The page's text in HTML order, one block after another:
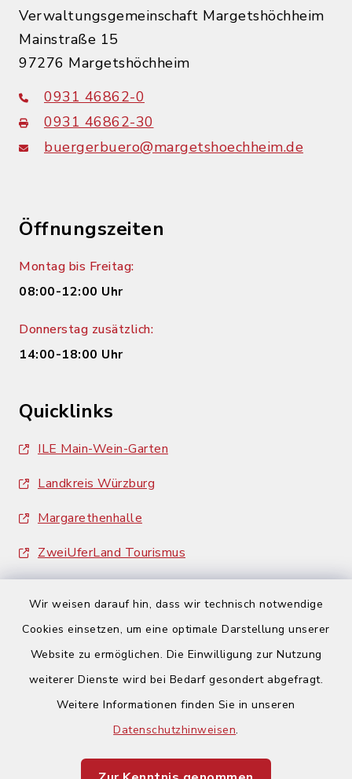
Wir weisen darauf hin, dass wir technisch notwendige
Cookies einsetzen, um eine optimale Darstellung unserer
Website zu ermöglichen. Die Einwilligung zur Nutzung
weiterer Dienste wird bei Bedarf gesondert abgefragt.
Weitere Informationen finden Sie in unseren
Datenschutzhinweisen.
Verwaltungsgemeinschaft Margetshöchheim
Mainstraße 15
97276 Margetshöchheim
0931 46862-0
0931 46862-30
buergerbuero@margetshoechheim.de
Öffnungszeiten
Montag bis Freitag:
08:00-12:00 Uhr
Donnerstag zusätzlich:
14:00-18:00 Uhr
Quicklinks
ILE Main-Wein-Garten
Landkreis Würzburg
Margarethenhalle
ZweiUferLand Tourismus
Barrierefreiheit